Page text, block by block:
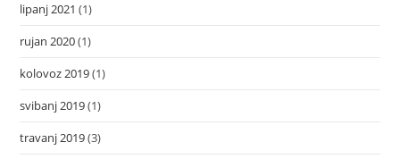
lipanj 2021 (1)
rujan 2020(1)
kolovoz 2019(1)
svibanj 2019(1)
travanj 2019(3)